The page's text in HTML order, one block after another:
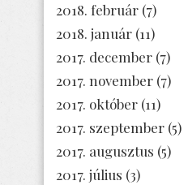
2018. február (7)
2018. január (11)
2017. december (7)
2017. november (7)
2017. október (11)
2017. szeptember (5)
2017. augusztus (5)
2017. július (3)